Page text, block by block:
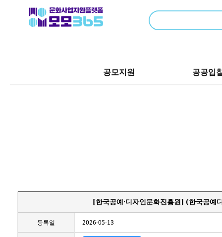
공모지원 공공입
[한국공예·디자인문화진흥원] (한국공예
등록일 2026-05-13